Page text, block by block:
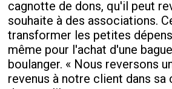
cagnotte de dons, qu'il peut
souhaite à des associations.
transformer les petites
même pour l'achat d'une
boulanger. « Nous reversons
revenus à notre client dans sa